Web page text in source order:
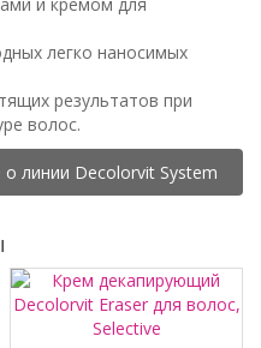
легко наносимых
результатов при
волос.
линии Decolorvit System